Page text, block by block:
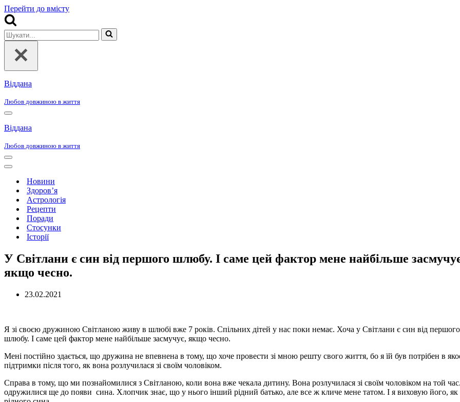
Перейти до вмісту
Шукати...
Віддана
Любов довжиною в життя
Меню
навігації
Віддана
Любов довжиною в життя
Меню
навігації
Меню
навігаціїНовини
Здоров’я
Астрологія
Рецепти
Поради
Стосунки
Історії
У Світлани є син від першого шлюбу. І саме цей фактор мене найбільше
якщо чесно.
23.02.2021
Я зі своєю дружиною Світланою живу в шлюбі вже 7 років. Спільних дітей у нас поки немає. Хоча у Світлани є син від першого
шлюбу. І саме цей фактор мене найбільше засмучує, якщо чесно.
Мені постійно здається, що дружина не впевнена в тому, що хоче провести зі мною решту свого життя, бо я їй був потрібен в
підтримки після того, як вона розлучилася зі своїм чоловіком.
Справа в тому, що ми познайомилися з Світланою, коли вона вже чекала дитину. Вона розлучилася зі своїм чоловіком на той
одружилися ще до появи сина. Хлопчик знає, що у нього інший рідний батько, але все ж кличе мене татом. І я виховую його, як